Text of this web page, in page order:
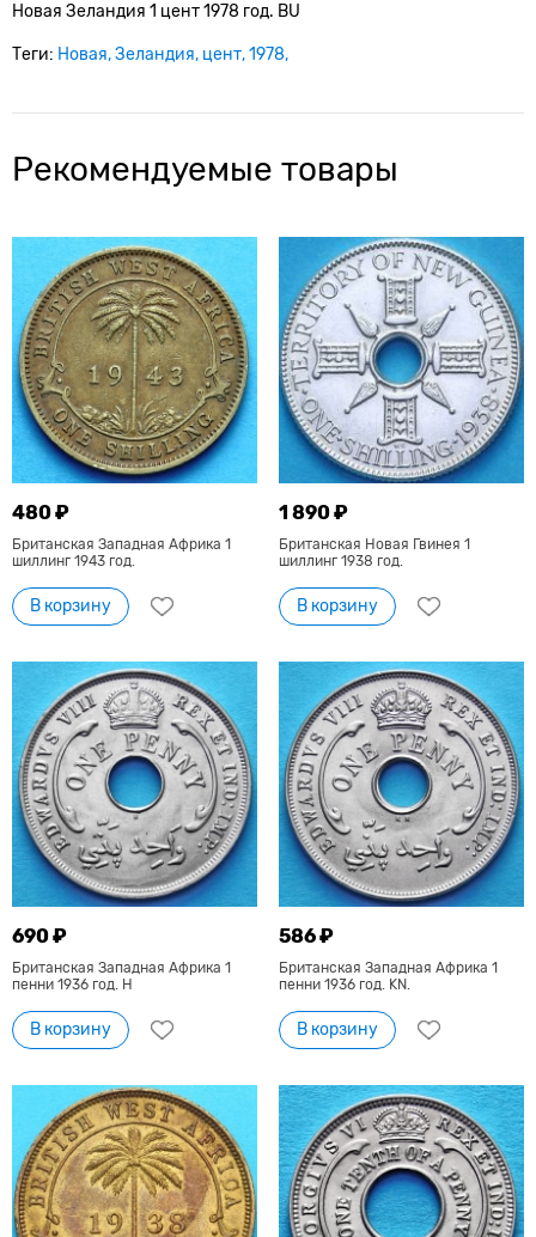
Новая Зеландия 1 цент 1978 год. BU
Теги: Новая Зеландия цент 1978
Рекомендуемые товары
480 ₽
Британская Западная Африка 1
шиллинг 1943 год.
В корзину
1 890 ₽
Британская Новая Гвинея 1
шиллинг 1938 год.
В корзину
690 ₽
Британская Западная Африка 1
пенни 1936 год. Н
В корзину
586 ₽
Британская Западная Африка 1
пенни 1936 год. KN.
В корзину